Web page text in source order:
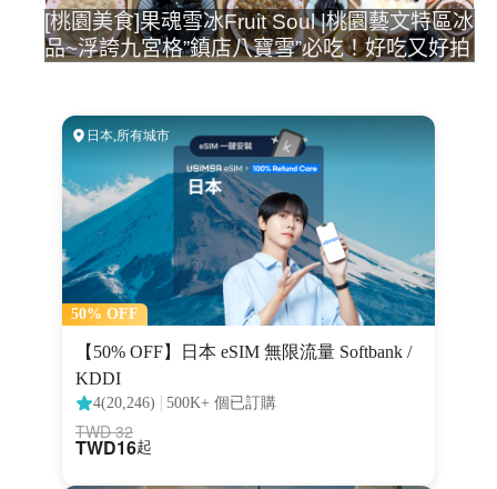
[桃園美食]果魂雪冰Fruit Soul |桃園藝文特區冰
品~浮誇九宮格”鎮店八寶雪”必吃！好吃又好拍